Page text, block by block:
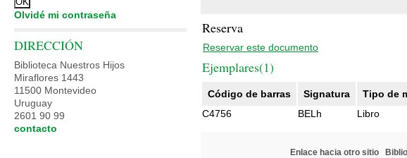
Reserva
Reservar este documento
Ejemplares(1)
Código de barras Signatura Tipo de
C4756
BELh Libro
Enlace hacia otro sitio
Olvidé mi contraseña
DIRECCIÓN
Biblioteca Nuestros Hijos
Miraflores 1443
11500 Montevideo
Uruguay
2601 90 99
contacto